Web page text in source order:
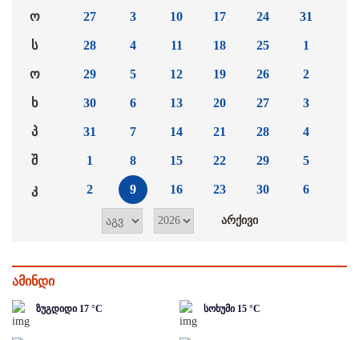
ო
ს
ო
ხ
პ
შ
კ
27
28
29
30
31
1
2
3
4
5
6
7
8
9
10
11
12
13
14
15
16
17
18
19
20
21
22
23
24
25
26
27
28
29
30
31
1
2
3
4
5
6
ამინდი
ზუგდიდი 17 °C სოხუმი 15 °C